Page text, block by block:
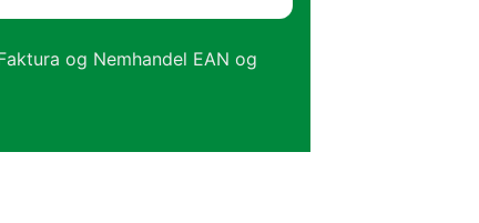
og Nemhandel EAN og